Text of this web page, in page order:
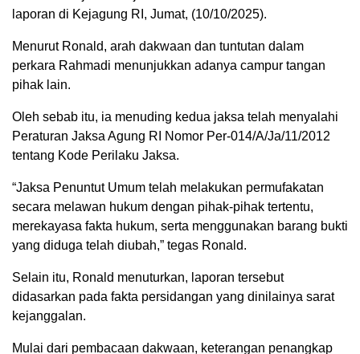
laporan di Kejagung RI, Jumat, (10/10/2025).
Menurut Ronald, arah dakwaan dan tuntutan dalam
perkara Rahmadi menunjukkan adanya campur tangan
pihak lain.
Oleh sebab itu, ia menuding kedua jaksa telah menyalahi
Peraturan Jaksa Agung RI Nomor Per-014/A/Ja/11/2012
tentang Kode Perilaku Jaksa.
“Jaksa Penuntut Umum telah melakukan permufakatan
secara melawan hukum dengan pihak-pihak tertentu,
merekayasa fakta hukum, serta menggunakan barang bukti
yang diduga telah diubah,” tegas Ronald.
Selain itu, Ronald menuturkan, laporan tersebut
didasarkan pada fakta persidangan yang dinilainya sarat
kejanggalan.
Mulai dari pembacaan dakwaan, keterangan penangkap